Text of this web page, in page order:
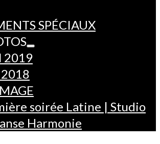
SPÉCIAUX
2019
soirée Latine | Studio
Harmonie